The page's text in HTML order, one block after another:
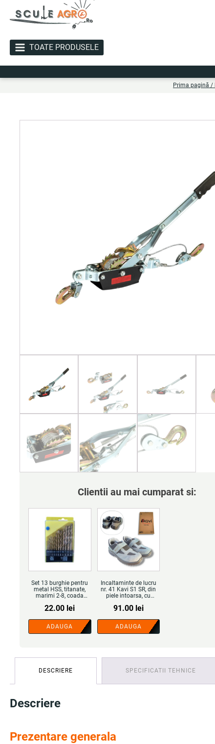
TOATE PRODUSELE
Prima pagină /
Clientii au mai cumparat si:
Set 13 burghie pentru
metal HSS, titanate,
marimi 2-8, coada
SMART®
22.00 lei
ADAUGA
Incaltaminte de lucru
nr. 41 Kavi S1 SR, din
piele intoarsa, cu
culoare gri, pentru uz
SMART®
91.00 lei
ADAUGA
DESCRIERE SPECIFICATII TEHNICE
Descriere
Prezentare generala